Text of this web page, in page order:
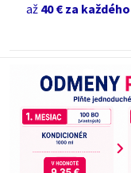
až 40 € za